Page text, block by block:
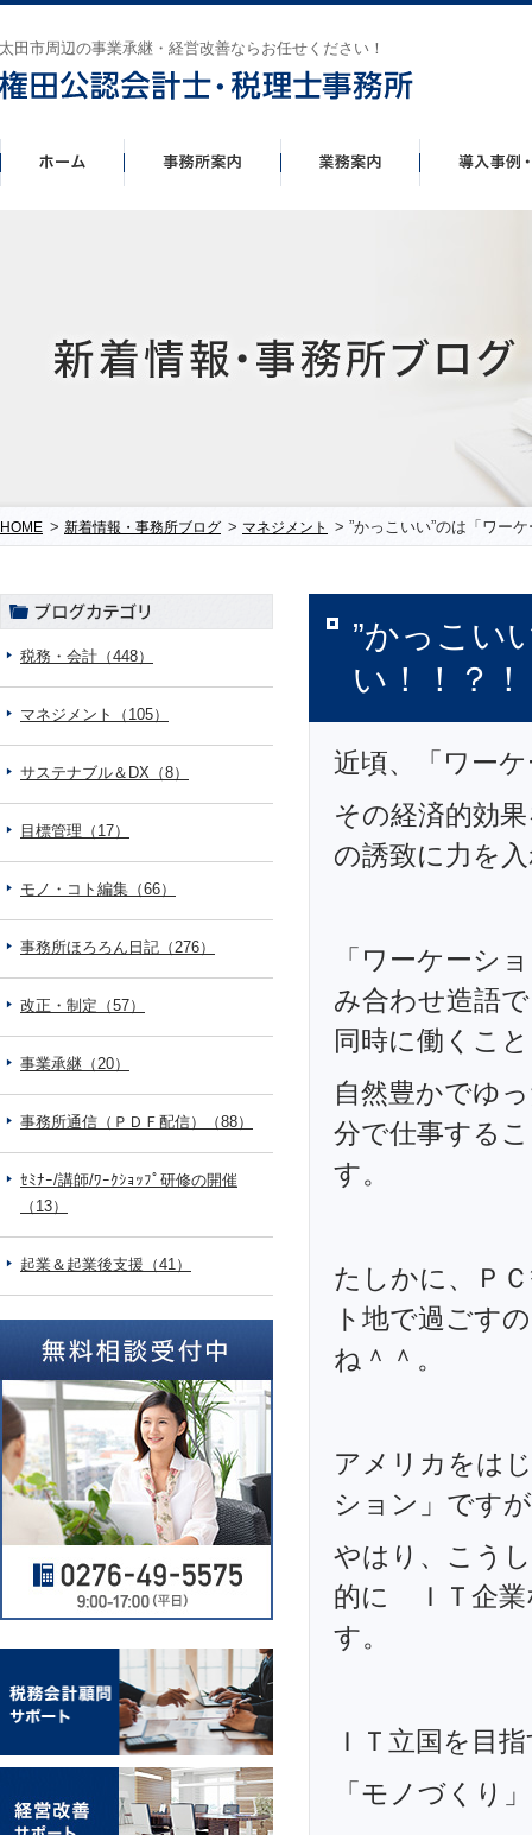
太田市周辺の事業承継・経営改善ならお任せください！
HOME > 新着情報・事務所ブログ > マネジメント > ”かっこいい”のは「ワー
”かっこい
い！！？！
近頃、「ワー
その経済的効
の誘致に力を
「ワーケーシ
み合わせ造語
同時に働くこ
自然豊かでゆ
分で仕事する
す。
たしかに、Ｐ
ト地で過ごす
ね＾＾。
アメリカをは
ション」です
やはり、こう
的に ＩＴ企業
す。
ＩＴ立国を目
「モノづくり
税務・会計（448）
マネジメント（105）
サステナブル＆DX（8）
目標管理（17）
モノ・コト編集（66）
事務所ほろろん日記（276）
改正・制定（57）
事業承継（20）
事務所通信（ＰＤＦ配信）（88）
ｾﾐﾅｰ/講師/ﾜｰｸｼｮｯﾌﾟ研修の開催
（13）
起業＆起業後支援（41）